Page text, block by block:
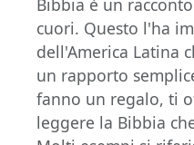
Bibbia è un
cuori. Questo l'ha
dell'America Latina
un rapporto
fanno un regalo, ti
leggere la Bibbia